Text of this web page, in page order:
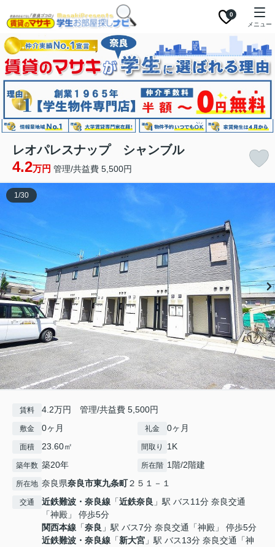
0
メニュー
レオパレスナップ シャンブル
4.2万円 管理/共益費 5,500円
1/30
賃料 4.2万円 管理/共益費 5,500円
敷金 0ヶ月 礼金 0ヶ月
面積 23.60㎡ 間取り 1K
築年数 築20年 所在階 1階/2階建
所在地 奈良県奈良市東九条町２５１－１
交通 近鉄難波・奈良線 「近鉄奈良 」駅 バス11分 奈良交通
「神殿」 停歩5分
関西本線 「奈良 」駅 バス7分 奈良交通「神殿」 停歩5分
近鉄難波・奈良線 「新大宮 」駅 バス13分 奈良交通「神